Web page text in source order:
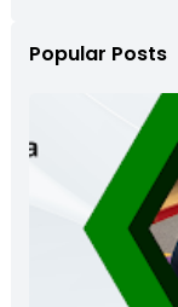
Popular Posts